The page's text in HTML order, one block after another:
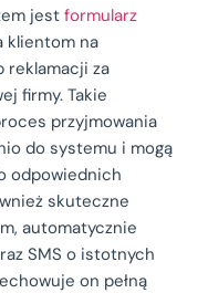
jest formularz
klientom na
reklamacji za
firmy. Takie
przyjmowania
do systemu i mogą
odpowiednich
skuteczne
automatycznie
SMS o istotnych
on pełną